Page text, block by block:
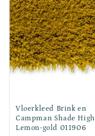
Vloerkleed Brink en
Campman Shade High
Lemon-gold 011906